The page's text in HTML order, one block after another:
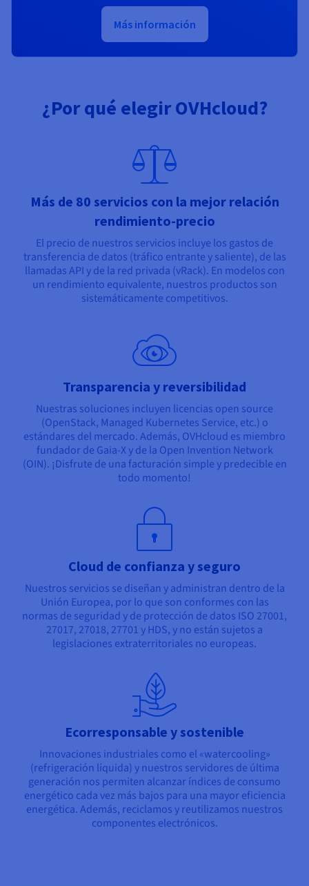
Más información
¿Por qué elegir OVHcloud?
Más de 80 servicios con la mejor relación
rendimiento-precio
El precio de nuestros servicios incluye los gastos de
transferencia de datos (tráfico entrante y saliente), de las
llamadas API y de la red privada (vRack). En modelos con
un rendimiento equivalente, nuestros productos son
sistemáticamente competitivos.
Transparencia y reversibilidad
Nuestras soluciones incluyen licencias open source
(OpenStack, Managed Kubernetes Service, etc.) o
estándares del mercado. Además, OVHcloud es miembro
fundador de Gaia-X y de la Open Invention Network
(OIN). ¡Disfrute de una facturación simple y predecible en
todo momento!
Cloud de confianza y seguro
Nuestros servicios se diseñan y administran dentro de la
Unión Europea, por lo que son conformes con las
normas de seguridad y de protección de datos ISO 27001,
27017, 27018, 27701 y HDS, y no están sujetos a
legislaciones extraterritoriales no europeas.
Ecorresponsable y sostenible
Innovaciones industriales como el «watercooling»
(refrigeración líquida) y nuestros servidores de última
generación nos permiten alcanzar índices de consumo
energético cada vez más bajos para una mayor eficiencia
energética. Además, reciclamos y reutilizamos nuestros
componentes electrónicos.